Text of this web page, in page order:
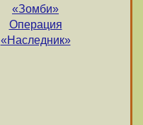
«Зомби»
Операция
«Наследник»